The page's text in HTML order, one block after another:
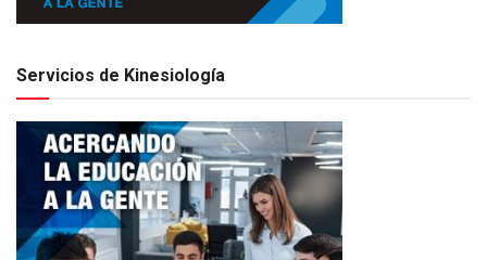
Servicios de Kinesiología